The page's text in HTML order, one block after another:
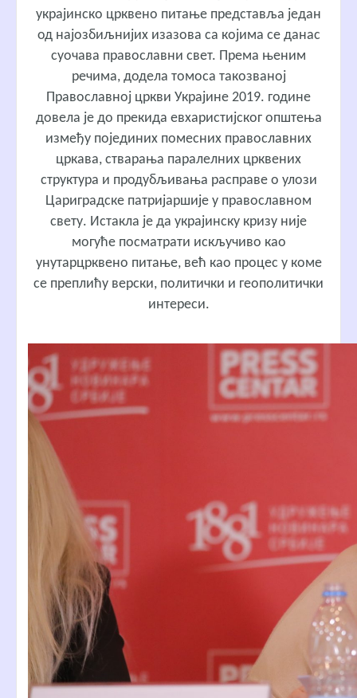
украјинско црквено питање представља један
од најозбиљнијих изазова са којима се данас
суочава православни свет. Према њеним
речима, додела томоса такозваној
Православној цркви Украјине 2019. године
довела је до прекида евхаристијског општења
између појединих помесних православних
цркава, стварања паралелних црквених
структура и продубљивања расправе о улози
Цариградске патријаршије у православном
свету. Истакла је да украјинску кризу није
могуће посматрати искључиво као
унутарцрквено питање, већ као процес у коме
се преплићу верски, политички и геополитички
интереси.